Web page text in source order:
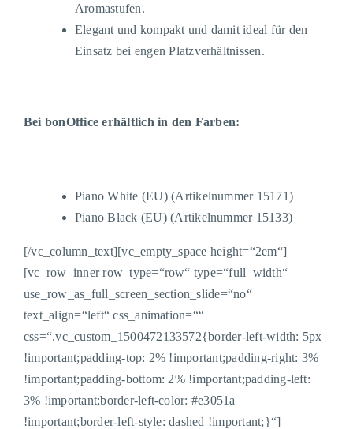
Aromastufen.
Elegant und kompakt und damit ideal für den
Einsatz bei engen Platzverhältnissen.
Bei bonOffice erhältlich in den Farben:
Piano White (EU)(Artikelnummer 15171)
Piano Black (EU)(Artikelnummer 15133)
[/vc_column_text][vc_empty_space height=“2em“]
[vc_row_inner row_type=“row“ type=“full_width“
use_row_as_full_screen_section_slide=“no“
text_align=“left“ css_animation=““
css=“.vc_custom_1500472133572{border-left-width: 5px
!important;padding-top: 2% !important;padding-right: 3%
!important;padding-bottom: 2% !important;padding-left:
3% !important;border-left-color: #e3051a
!important;border-left-style: dashed !important;}“]